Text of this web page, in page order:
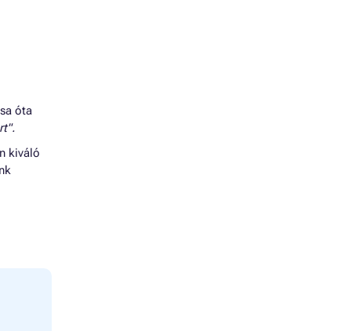
óta
kiváló